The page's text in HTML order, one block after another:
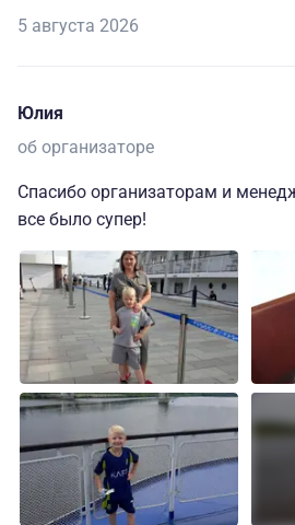
5 августа 2026
Юлия
об организаторе
Спасибо организаторам и
все было супер!